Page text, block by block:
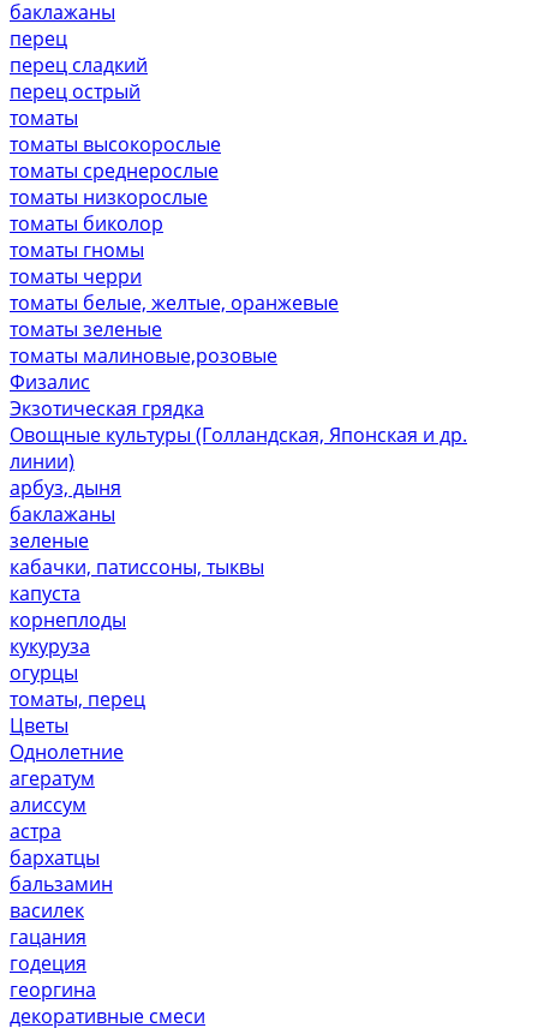
баклажаны
перец
перец сладкий
перец острый
томаты
томаты высокорослые
томаты среднерослые
томаты низкорослые
томаты биколор
томаты гномы
томаты черри
томаты белые, желтые, оранжевые
томаты зеленые
томаты малиновые,розовые
Физалис
Экзотическая грядка
Овощные культуры (Голландская, Японская и др.
линии)
арбуз, дыня
баклажаны
зеленые
кабачки, патиссоны, тыквы
капуста
корнеплоды
кукуруза
огурцы
томаты, перец
Цветы
Однолетние
агератум
алиссум
астра
бархатцы
бальзамин
василек
гацания
годеция
георгина
декоративные смеси